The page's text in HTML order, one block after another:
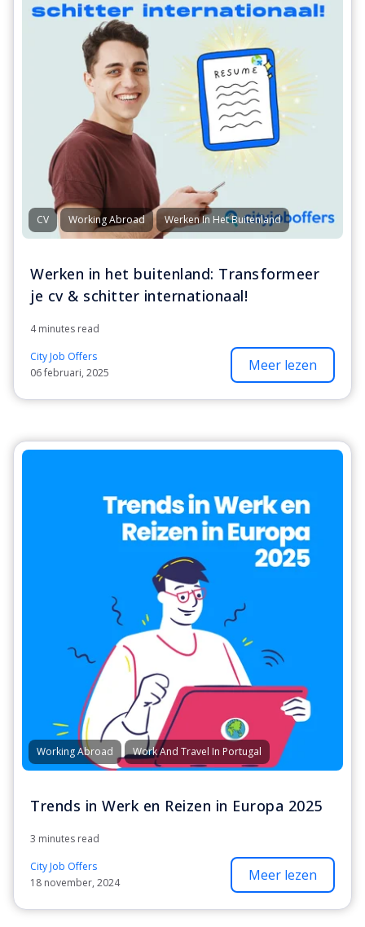
CV Working Abroad Werken In Het Buitenland
Werken in het buitenland: Transformeer
je cv & schitter internationaal!
4 minutes read
City Job Offers
06 februari, 2025
Meer lezen
Working Abroad Work And Travel In Portugal
Trends in Werk en Reizen in Europa 2025
3 minutes read
City Job Offers
18 november, 2024
Meer lezen